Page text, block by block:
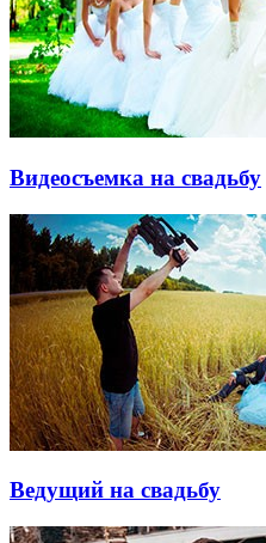
Видеосъемка на свадьбу
Ведущий на свадьбу